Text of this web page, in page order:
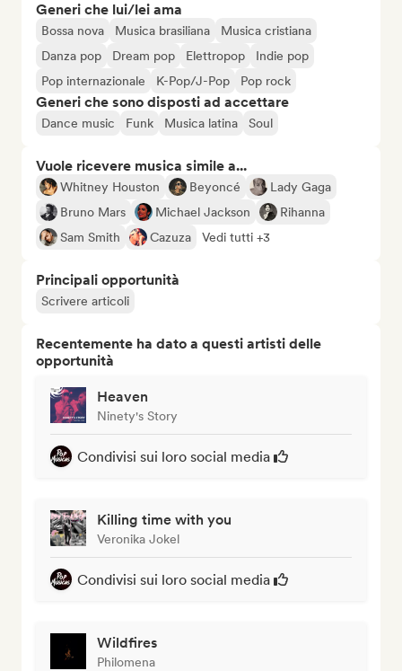
Generi che lui/lei ama
Bossa nova Musica brasiliana
Musica cristiana
Danza pop
Dream pop Elettropop
Indie pop
Pop internazionale
K-Pop/J-Pop Pop rock
Generi che sono disposti ad accettare
Dance music Funk Musica latina Soul
Vuole ricevere musica simile a...
Whitney Houston Beyoncé
Lady Gaga
Bruno Mars
Michael Jackson
Rihanna
Sam Smith
Cazuza Vedi tutti +3
Principali opportunità
Scrivere articoli
Recentemente ha dato a questi artisti delle
opportunità
Heaven
Ninety's Story
Condivisi sui loro social media
Killing time with you
Veronika Jokel
Condivisi sui loro social media
Wildfires
Philomena